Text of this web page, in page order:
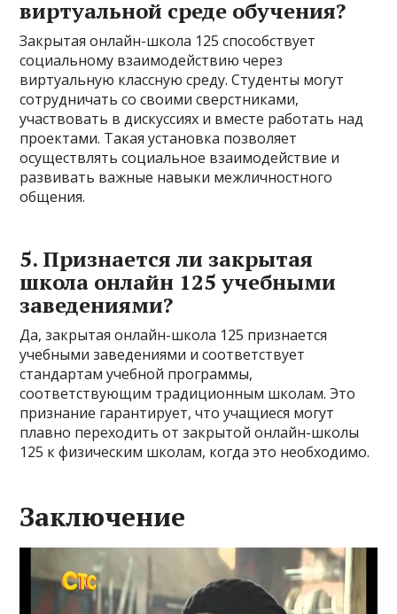
виртуальной среде обучения?
Закрытая онлайн-школа 125 способствует
социальному взаимодействию через
виртуальную классную среду. Студенты могут
сотрудничать со своими сверстниками,
участвовать в дискуссиях и вместе работать над
проектами. Такая установка позволяет
осуществлять социальное взаимодействие и
развивать важные навыки межличностного
общения.
5. Признается ли закрытая
школа онлайн 125 учебными
заведениями?
Да, закрытая онлайн-школа 125 признается
учебными заведениями и соответствует
стандартам учебной программы,
соответствующим традиционным школам. Это
признание гарантирует, что учащиеся могут
плавно переходить от закрытой онлайн-школы
125 к физическим школам, когда это необходимо.
Заключение